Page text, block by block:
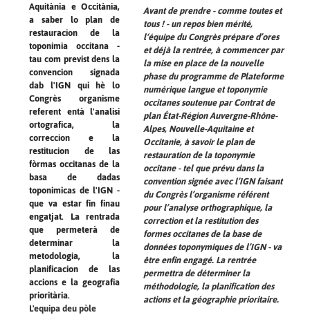
Aquitània e Occitània,
a saber lo plan de
restauracion de la
toponimia occitana -
tau com previst dens la
convencion signada
dab l'IGN qui hè lo
Congrès organisme
referent entà l'analisi
ortografica, la
correccion e la
restitucion de las
fòrmas occitanas de la
basa de dadas
toponimicas de l'IGN -
que va estar fin finau
engatjat. La rentrada
que permeterà de
determinar la
metodologia, la
planificacion de las
accions e la geografia
prioritària.
L'equipa deu pòle
Avant de prendre - comme toutes et
tous ! - un repos bien mérité,
l‘équipe du Congrès prépare d’ores
et déjà la rentrée, à commencer par
la mise en place de la nouvelle
phase du programme de Plateforme
numérique langue et toponymie
occitanes soutenue par Contrat de
plan État-Région Auvergne-Rhône-
Alpes, Nouvelle-Aquitaine et
Occitanie, à savoir le plan de
restauration de la toponymie
occitane - tel que prévu dans la
convention signée avec l’IGN faisant
du Congrès l’organisme référent
pour l’analyse orthographique, la
correction et la restitution des
formes occitanes de la base de
données toponymiques de l’IGN - va
être enfin engagé. La rentrée
permettra de déterminer la
méthodologie, la planification des
actions et la géographie prioritaire.